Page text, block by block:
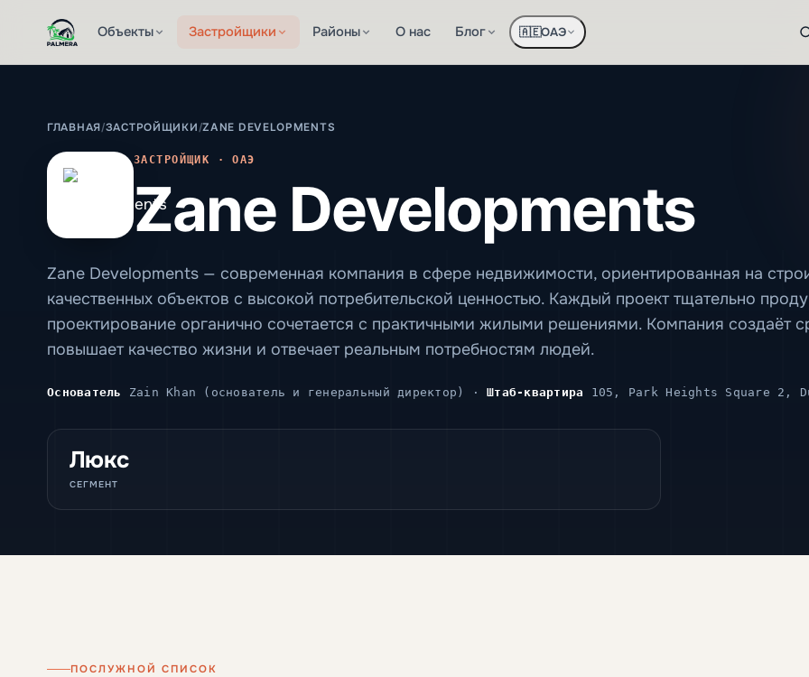
Объекты Застройщики Районы О нас Блог 🇦🇪ОАЭ
ГЛАВНАЯ/ЗАСТРОЙЩИКИ/ZANE DEVELOPMENTS
ЗАСТРОЙЩИК · ОАЭ
Zane Developments
Zane Developments — современная компания в сфере недвижимости, ориентированная на
качественных объектов с высокой потребительской ценностью. Каждый проект тщательно
проектирование органично сочетается с практичными жилыми решениями. Компания создаёт
повышает качество жизни и отвечает реальным потребностям людей.
Основатель Zain Khan (основатель и генеральный директор) ·Штаб-квартира 105, Park Heights Square 2,
Люкс
СЕГМЕНТ
ПОСЛУЖНОЙ СПИСОК